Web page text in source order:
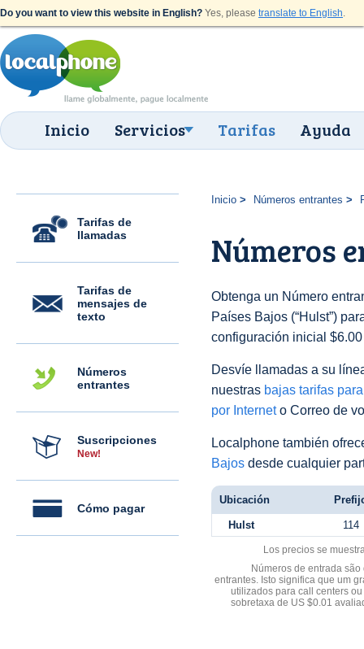
Do you want to view this website in English? Yes, please translate to English.
Inicio Servicios Tarifas Ayuda
Tarifas de
llamadas
Tarifas de
mensajes de
texto
Números
entrantes
Suscripciones
New!
Cómo pagar
Inicio Números entrantes
Números
Obtenga un Número
Países Bajos (“Hulst”)
configuración inicial
Desvíe llamadas a su
nuestras bajas tarifas
por Interneto Correo de
Localphone también
Bajos desde cualquier
Ubicación
Hulst 114
Los precios se
Números de entrada
entrantes. Isto significa que um
utilizados para call centers
sobretaxa de US $0.01